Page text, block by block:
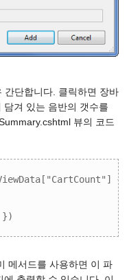
간단합니다. 클릭하면 장바
겨 있는 음반의 갯수를
뷰의 코드
메서드를 사용하면 이 파